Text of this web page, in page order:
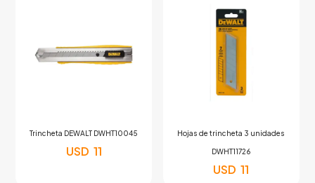
Trincheta DEWALT DWHT10045
USD 11
Hojas de trincheta 3 unidades
DWHT11726
USD 11